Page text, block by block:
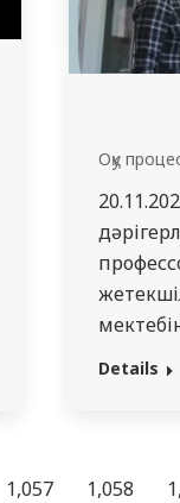
Оқу
Details
1,057 1,058